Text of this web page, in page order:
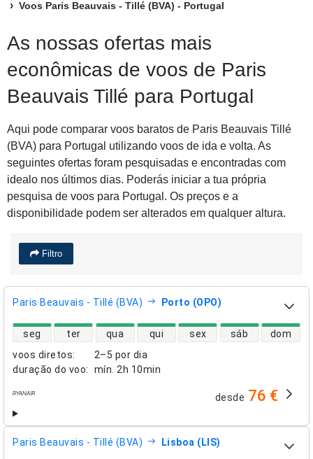
Voos Paris Beauvais - Tillé (BVA) - Portugal
As nossas ofertas mais
econômicas de voos de Paris
Beauvais Tillé para Portugal
Aqui pode comparar voos baratos de Paris Beauvais Tillé
(BVA) para Portugal utilizando voos de ida e volta. As
seguintes ofertas foram pesquisadas e encontradas com
idealo nos últimos dias. Poderás iniciar a tua própria
pesquisa de voos para Portugal. Os preços e a
disponibilidade podem ser alterados em qualquer altura.
Filtro
Paris Beauvais - Tillé (BVA) Porto (OPO)
voos diretos:
2–5 por dia
duração do voo: mín. 2h 10min
disponibilidade de voos diretos
seg ter qua qui sex sáb dom
desde 76 €
Paris Beauvais - Tillé (BVA) Lisboa (LIS)